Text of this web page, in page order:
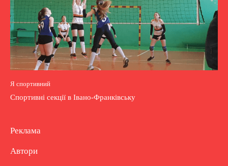
Я спортивний
Спортивні секції в Івано-Франківську
Реклама
Автори